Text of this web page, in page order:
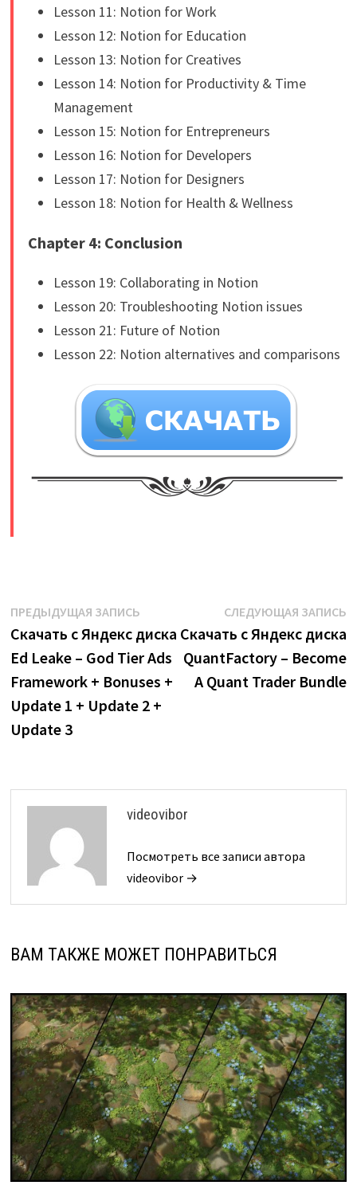
Lesson 11: Notion for Work
Lesson 12: Notion for Education
Lesson 13: Notion for Creatives
Lesson 14: Notion for Productivity & Time
Management
Lesson 15: Notion for Entrepreneurs
Lesson 16: Notion for Developers
Lesson 17: Notion for Designers
Lesson 18: Notion for Health & Wellness
Chapter 4: Conclusion
Lesson 19: Collaborating in Notion
Lesson 20: Troubleshooting Notion issues
Lesson 21: Future of Notion
Lesson 22: Notion alternatives and comparisons
Навигация
по
записям
ПРЕДЫДУЩАЯ ЗАПИСЬПредыдущая
запись:
Скачать с Яндекс диска
Ed Leake – God Tier Ads
Framework + Bonuses +
Update 1 + Update 2 +
Update 3
СЛЕДУЮЩАЯ ЗАПИСЬ
Скачать с Яндекс диска
QuantFactory – Become
A Quant Trader Bundle
videovibor
Посмотреть все записи автора
videovibor →
ВАМ ТАКЖЕ МОЖЕТ ПОНРАВИТЬСЯ